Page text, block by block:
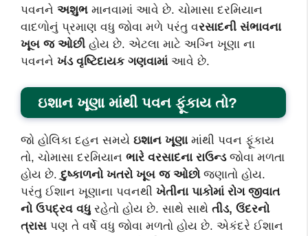
પવનને અશુભ માનવામાં આવે છે. ચોમાસા દરમિયાન
વાદળોનું પ્રમાણ વધુ જોવા મળે પરંતુ વરસાદની સંભાવના
ખૂબ જ ઓછી હોય છે. એટલા માટે અગ્નિ ખૂણા ના
પવનને ખંડ વૃષ્ટિદાયક ગણવામાંઆવે છે.
ઇશાન ખૂણા માંથી પવન ફૂંકાય તો?
જો હોલિકા દહન સમયે ઇશાન ખૂણા માંથી પવન ફૂંકાય
તો, ચોમાસા દરમિયાન ભારે વરસાદના રાઉન્ડજોવા મળતા
હોય છે. દુષ્કાળનો ખતરો ખૂબ જ ઓછોજણાતો હોય.
પરંતુ ઈશાન ખૂણાના પવનથી ખેતીના પાકોમાં રોગ જીવાત
નો ઉપદ્રવ વધુ રહેતો હોય છે. સાથે સાથે તીડ, ઉંદરનો
ત્રાસ પણ તે વર્ષે વધુ જોવા મળતો હોય છે. એકંદરે ઈશાન